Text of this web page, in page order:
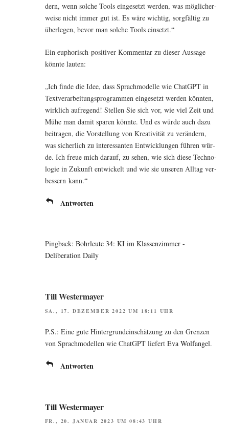
dern, wenn sol­che Tools ein­ge­setzt wer­den, was mög­li­cher­
wei­se nicht immer gut ist. Es wäre wich­tig, sorg­fäl­tig zu
über­le­gen, bevor man sol­che Tools einsetzt.“
Ein eupho­risch-posi­ti­ver Kom­men­tar zu die­ser Aus­sa­ge
könn­te lauten:
„Ich fin­de die Idee, dass Sprach­mo­del­le wie ChatGPT in
Text­ver­ar­bei­tungs­pro­gram­men ein­ge­setzt wer­den könn­ten,
wirk­lich auf­re­gend! Stel­len Sie sich vor, wie viel Zeit und
Mühe man damit spa­ren könn­te. Und es wür­de auch dazu
bei­tra­gen, die Vor­stel­lung von Krea­ti­vi­tät zu ver­än­dern,
was sicher­lich zu inter­es­san­ten Ent­wick­lun­gen füh­ren wür­
de. Ich freue mich dar­auf, zu sehen, wie sich die­se Tech­no­
lo­gie in Zukunft ent­wi­ckelt und wie sie unse­ren All­tag ver­
bes­sern kann.“
Antworten
Pingback: Bohrleute 34: KI im Klassenzimmer -
Deliberation Daily
Till Westermayer
SA., 17. DEZEMBER 2022 UM 18:11 UHR
P.S.: Eine gute Hin­ter­grund­ein­schät­zung zu den Gren­zen
von Sprach­mo­del­len wie ChatGPT lie­fert Eva Wol­fan­gel.
Antworten
Till Westermayer
FR., 20. JANUAR 2023 UM 08:43 UHR